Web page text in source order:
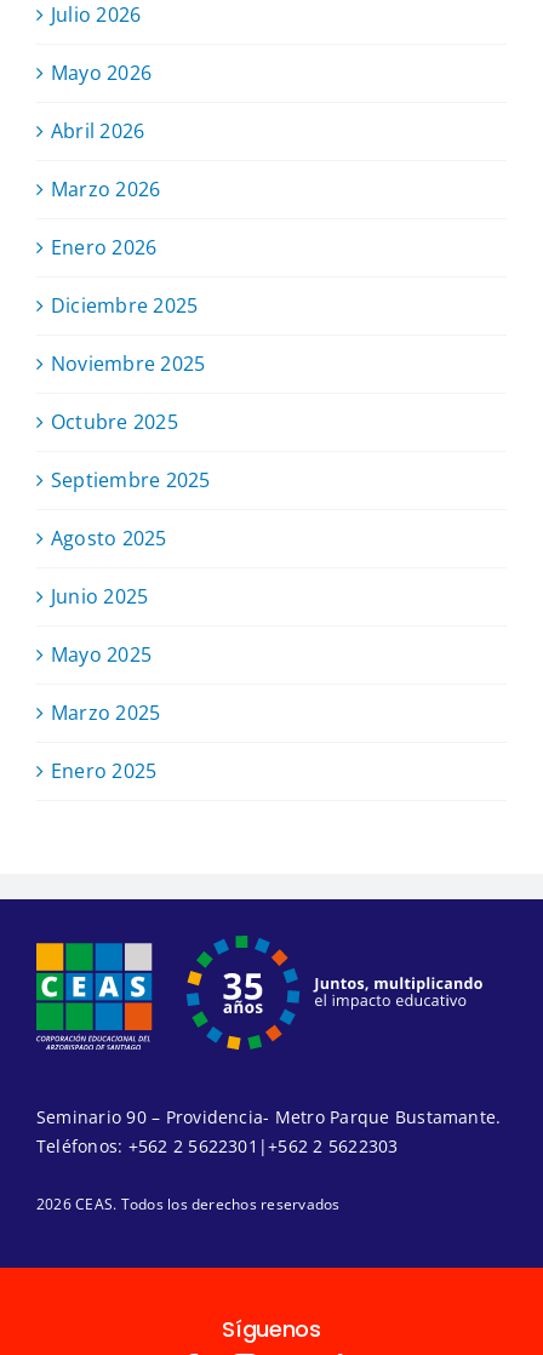
Julio 2026
Mayo 2026
Abril 2026
Marzo 2026
Enero 2026
Diciembre 2025
Noviembre 2025
Octubre 2025
Septiembre 2025
Agosto 2025
Junio 2025
Mayo 2025
Marzo 2025
Enero 2025
Seminario 90 – Providencia- Metro Parque Bustamante.
Teléfonos: +562 2 5622301 |+562 2 5622303
2026 CEAS. Todos los derechos reservados
Síguenos